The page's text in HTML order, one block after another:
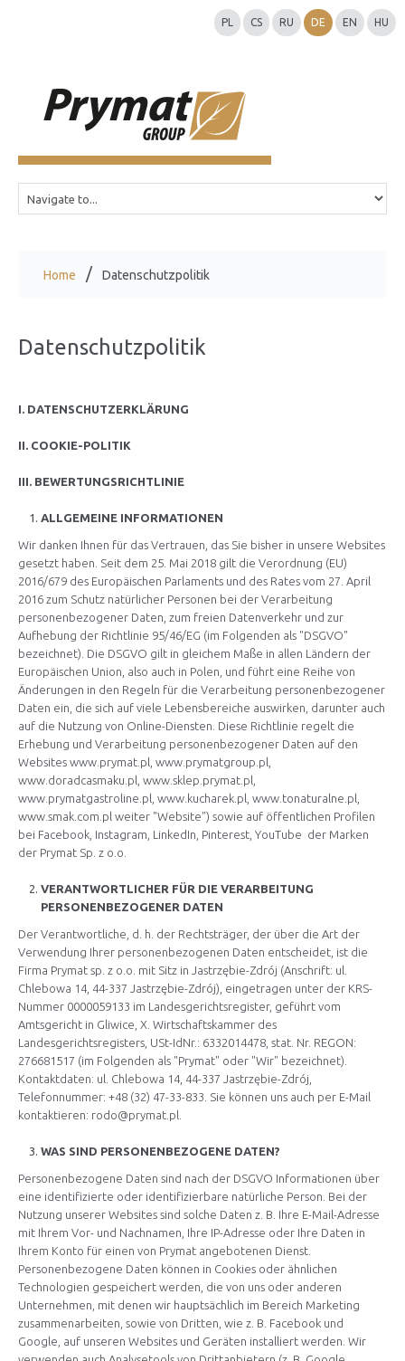
PL CS RU DE EN HU
Home Datenschutzpolitik
Datenschutzpolitik
I. DATENSCHUTZERKLÄRUNG
II. COOKIE-POLITIK
III. BEWERTUNGSRICHTLINIE
ALLGEMEINE INFORMATIONEN
Wir danken Ihnen für das Vertrauen, das Sie bisher in unsere Websites
gesetzt haben. Seit dem 25. Mai 2018 gilt die Verordnung (EU)
2016/679 des Europäischen Parlaments und des Rates vom 27. April
2016 zum Schutz natürlicher Personen bei der Verarbeitung
personenbezogener Daten, zum freien Datenverkehr und zur
Aufhebung der Richtlinie 95/46/EG (im Folgenden als "DSGVO"
bezeichnet). Die DSGVO gilt in gleichem Maße in allen Ländern der
Europäischen Union, also auch in Polen, und führt eine Reihe von
Änderungen in den Regeln für die Verarbeitung personenbezogener
Daten ein, die sich auf viele Lebensbereiche auswirken, darunter auch
auf die Nutzung von Online-Diensten. Diese Richtlinie regelt die
Erhebung und Verarbeitung personenbezogener Daten auf den
Websites www.prymat.pl www.prymatgroup.pl
www.doradcasmaku.pl
www.sklep.prymat.pl
www.prymatgastroline.pl
www.kucharek.pl www.tonaturalne.pl
www.smak.com.pl weiter "Website") sowie auf öffentlichen Profilen
bei Facebook, Instagram, LinkedIn, Pinterest, YouTube der Marken
der Prymat Sp. z o.o.
VERANTWORTLICHER FÜR DIE VERARBEITUNG
PERSONENBEZOGENER DATEN
Der Verantwortliche, d. h. der Rechtsträger, der über die Art der
Verwendung Ihrer personenbezogenen Daten entscheidet, ist die
Firma Prymat sp. z o.o. mit Sitz in Jastrzębie-Zdrój (Anschrift: ul.
Chlebowa 14, 44-337 Jastrzębie-Zdrój), eingetragen unter der KRS-
Nummer 0000059133 im Landesgerichtsregister, geführt vom
Amtsgericht in Gliwice, X. Wirtschaftskammer des
Landesgerichtsregisters, USt-IdNr.: 6332014478, stat. Nr. REGON:
276681517 (im Folgenden als "Prymat" oder "Wir" bezeichnet).
Kontaktdaten: ul. Chlebowa 14, 44-337 Jastrzębie-Zdrój,
Telefonnummer: +48 (32) 47-33-833. Sie können uns auch per E-Mail
kontaktieren: rodo@prymat.pl
WAS SIND PERSONENBEZOGENE DATEN?
Personenbezogene Daten sind nach der DSGVO Informationen über
eine identifizierte oder identifizierbare natürliche Person. Bei der
Nutzung unserer Websites sind solche Daten z. B. Ihre E-Mail-Adresse
mit Ihrem Vor- und Nachnamen, Ihre IP-Adresse oder Ihre Daten in
Ihrem Konto für einen von Prymat angebotenen Dienst.
Personenbezogene Daten können in Cookies oder ähnlichen
Technologien gespeichert werden, die von uns oder anderen
Unternehmen, mit denen wir hauptsächlich im Bereich Marketing
zusammenarbeiten, sowie von Dritten, wie z. B. Facebook und
Google, auf unseren Websites und Geräten installiert werden. Wir